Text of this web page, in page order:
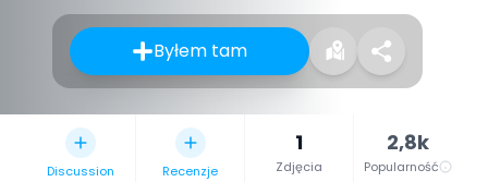
Byłem tam
Discussion Recenzje
1
Zdjęcia
2,8k
Popularność